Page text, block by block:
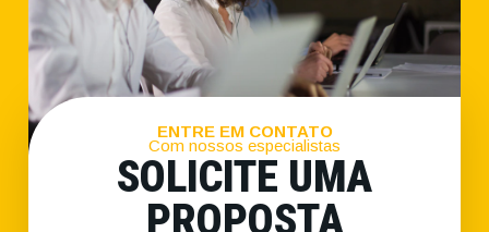
ENTRE EM CONTATO
Com nossos especialistas
SOLICITE UMA
PROPOSTA